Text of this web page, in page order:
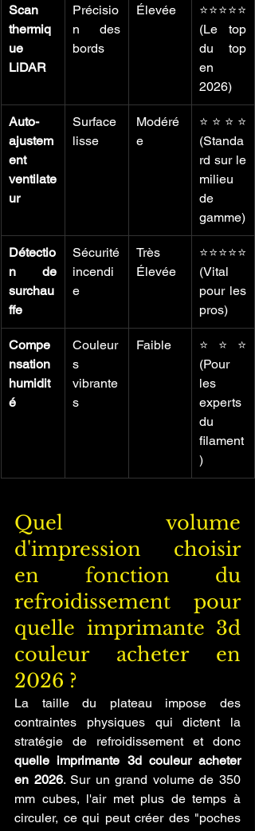
Scan
thermiq
ue
LiDAR
Précisio
n des
bords
Élevée
⭐⭐⭐⭐⭐
(Le top
du top
en
2026)
Auto-
ajustem
ent
ventilate
ur
Surface
lisse
Modéré
e
⭐⭐⭐⭐
(Standa
rd sur le
milieu
de
gamme)
Détectio
n de
surchau
ffe
Sécurité
incendi
e
Très
Élevée
⭐⭐⭐⭐⭐
(Vital
pour les
pros)
Compe
nsation
humidit
é
Couleur
s
vibrante
s
Faible
⭐⭐⭐
(Pour
les
experts
du
filament
)
Quel volume
d'impression choisir
en fonction du
refroidissement pour
quelle imprimante 3d
couleur acheter en
2026 ?
La taille du plateau impose des
contraintes physiques qui dictent la
quelle imprimante 3d couleur acheter
en 2026. Sur un grand volume de 350
mm cubes, l'air met plus de temps à
circuler, ce qui peut créer des "poches